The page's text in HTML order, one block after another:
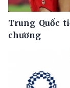
Trung Quốc
chương